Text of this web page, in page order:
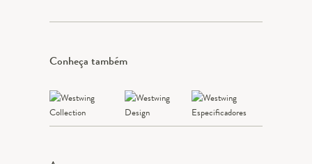
Conheça também